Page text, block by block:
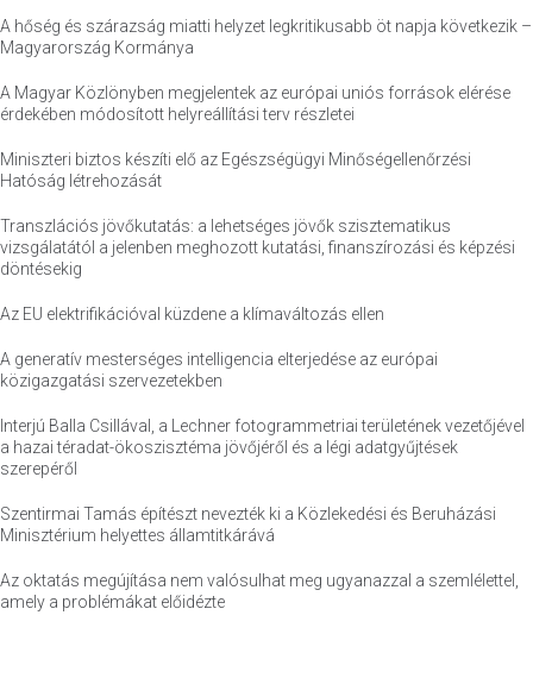
A hőség és szárazság miatti helyzet legkritikusabb öt napja következik –
Magyarország Kormánya
A Magyar Közlönyben megjelentek az európai uniós források elérése
érdekében módosított helyreállítási terv részletei
Miniszteri biztos készíti elő az Egészségügyi Minőségellenőrzési
Hatóság létrehozását
Transzlációs jövőkutatás: a lehetséges jövők szisztematikus
vizsgálatától a jelenben meghozott kutatási, finanszírozási és képzési
döntésekig
Az EU elektrifikációval küzdene a klímaváltozás ellen
A generatív mesterséges intelligencia elterjedése az európai
közigazgatási szervezetekben
Interjú Balla Csillával, a Lechner fotogrammetriai területének vezetőjével
a hazai téradat-ökoszisztéma jövőjéről és a légi adatgyűjtések
szerepéről
Szentirmai Tamás építészt nevezték ki a Közlekedési és Beruházási
Minisztérium helyettes államtitkárává
Az oktatás megújítása nem valósulhat meg ugyanazzal a szemlélettel,
amely a problémákat előidézte